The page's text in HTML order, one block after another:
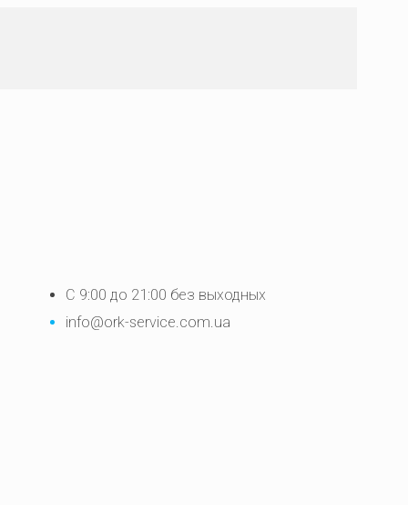
С 9:00 до 21:00 без выходных
info@ork-service.com.ua